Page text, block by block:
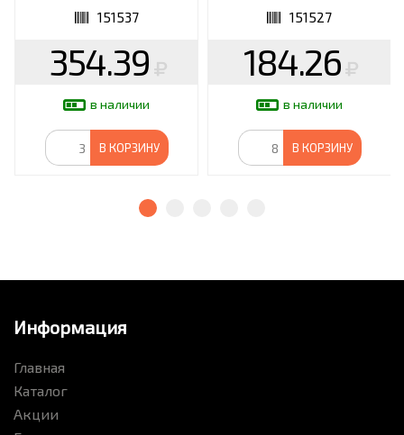
151537
354.39
в наличии
В КОРЗИНУ
151527
184.26
в наличии
В КОРЗИНУ
Информация
Главная
Каталог
Акции